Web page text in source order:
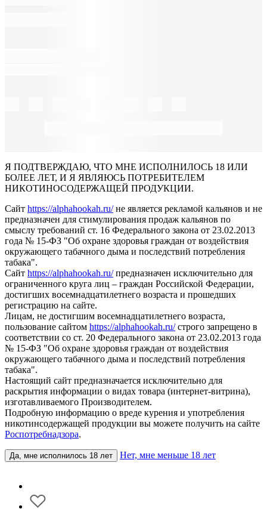
Я ПОДТВЕРЖДАЮ, ЧТО МНЕ ИСПОЛНИЛОСЬ 18 ИЛИ
БОЛЕЕ ЛЕТ, И Я ЯВЛЯЮСЬ ПОТРЕБИТЕЛЕМ
НИКОТИНОСОДЕРЖАЩЕЙ ПРОДУКЦИИ.
Сайт https://alphahookah.ru/не является рекламой кальянов и не
предназначен для стимулирования продаж кальянов по
смыслу требований ст. 16 Федерального закона от 23.02.2013
года № 15-ФЗ "Об охране здоровья граждан от воздействия
окружающего табачного дыма и последствий потребления
табака".
Сайт https://alphahookah.ru/предназначен исключительно для
ограниченного круга лиц – граждан Российской Федерации,
достигших восемнадцатилетнего возраста и прошедших
регистрацию на сайте.
Лицам, не достигшим восемнадцатилетнего возраста,
пользование сайтом https://alphahookah.ru/строго запрещено в
соответствии со ст. 20 Федерального закона от 23.02.2013 года
№ 15-ФЗ "Об охране здоровья граждан от воздействия
окружающего табачного дыма и последствий потребления
табака".
Настоящий сайт предназначается исключительно для
раскрытия информации о видах товара (интернет-витрина),
изготавливаемого Производителем.
Подробную информацию о вреде курения и употребления
никотинсодержащей продукции вы можете получить на сайте
Роспотребнадзора.
Да, мне исполнилось 18 лет Нет, мне меньше 18 лет